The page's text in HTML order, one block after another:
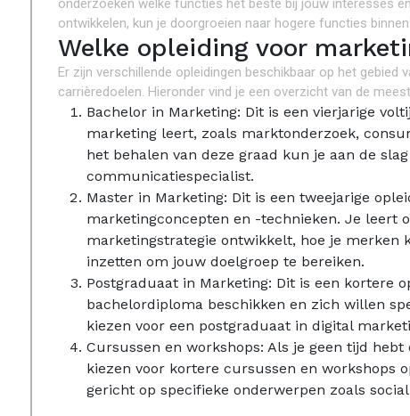
onderzoeken welke functies het beste bij jouw interesses
ontwikkelen, kun je doorgroeien naar hogere functies
Welke opleiding voor
Er zijn verschillende opleidingen beschikbaar op het gebied
carrièredoelen. Hieronder vind je een overzicht van de
Bachelor in Marketing: Dit is een vierjarige
marketing leert, zoals marktonderzoek,
het behalen van deze graad kun je aan de
communicatiespecialist.
Master in Marketing: Dit is een tweejarige
marketingconcepten en -technieken. Je leert
marketingstrategie ontwikkelt, hoe je
inzetten om jouw doelgroep te bereiken.
Postgraduaat in Marketing: Dit is een kortere
bachelordiploma beschikken en zich willen
kiezen voor een postgraduaat in digital
Cursussen en workshops: Als je geen tijd
kiezen voor kortere cursussen en workshops
gericht op specifieke onderwerpen zoals